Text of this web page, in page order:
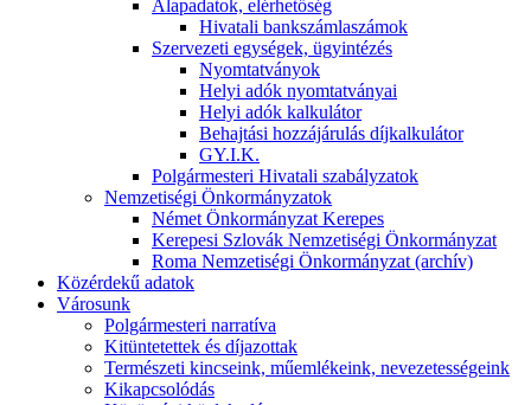
Alapadatok, elérhetőség
Hivatali bankszámlaszámok
Szervezeti egységek, ügyintézés
Nyomtatványok
Helyi adók nyomtatványai
Helyi adók kalkulátor
Behajtási hozzájárulás díjkalkulátor
GY.I.K.
Polgármesteri Hivatali szabályzatok
Nemzetiségi Önkormányzatok
Német Önkormányzat Kerepes
Kerepesi Szlovák Nemzetiségi Önkormányzat
Roma Nemzetiségi Önkormányzat (archív)
Közérdekű adatok
Városunk
Polgármesteri narratíva
Kitüntetettek és díjazottak
Természeti kincseink, műemlékeink, nevezetességeink
Kikapcsolódás